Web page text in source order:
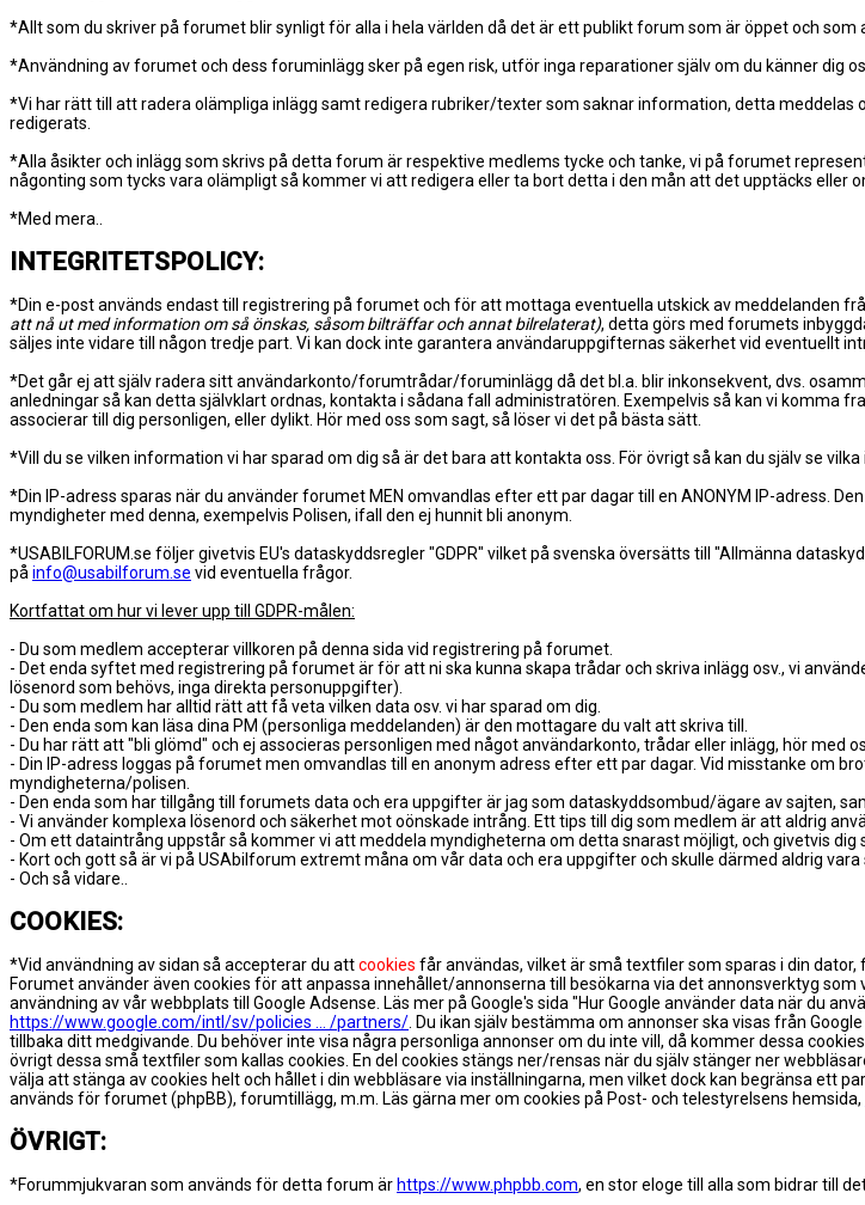
*Allt som du skriver på forumet blir synligt för alla i hela världen då det är ett publikt forum som är öppet och som
*Användning av forumet och dess foruminlägg sker på egen risk, utför inga reparationer själv om du känner dig
*Vi har rätt till att radera olämpliga inlägg samt redigera rubriker/texter som saknar information, detta
redigerats.
*Alla åsikter och inlägg som skrivs på detta forum är respektive medlems tycke och tanke, vi på forumet
någonting som tycks vara olämpligt så kommer vi att redigera eller ta bort detta i den mån att det upptäcks eller
*Med mera..
INTEGRITETSPOLICY:
*Din e-post används endast till registrering på forumet och för att mottaga eventuella utskick av meddelanden
att nå ut med information om så önskas, såsom bilträffar och annat bilrelaterat), detta görs med forumets
säljes inte vidare till någon tredje part. Vi kan dock inte garantera användaruppgifternas säkerhet vid eventuellt
*Det går ej att själv radera sitt användarkonto/forumtrådar/foruminlägg då det bl.a. blir inkonsekvent, dvs.
anledningar så kan detta självklart ordnas, kontakta i sådana fall administratören. Exempelvis så kan vi komma
associerar till dig personligen, eller dylikt. Hör med oss som sagt, så löser vi det på bästa sätt.
*Vill du se vilken information vi har sparad om dig så är det bara att kontakta oss. För övrigt så kan du själv se
*Din IP-adress sparas när du använder forumet MEN omvandlas efter ett par dagar till en ANONYM IP-adress.
myndigheter med denna, exempelvis Polisen, ifall den ej hunnit bli anonym.
*USABILFORUM.se följer givetvis EU's dataskyddsregler "GDPR" vilket på svenska översätts till "Allmänna
på info@usabilforum.se vid eventuella frågor.
Kortfattat om hur vi lever upp till GDPR-målen:
- Du som medlem accepterar villkoren på denna sida vid registrering på forumet.
- Det enda syftet med registrering på forumet är för att ni ska kunna skapa trådar och skriva inlägg osv., vi
lösenord som behövs, inga direkta personuppgifter).
- Du som medlem har alltid rätt att få veta vilken data osv. vi har sparad om dig.
- Den enda som kan läsa dina PM (personliga meddelanden) är den mottagare du valt att skriva till.
- Du har rätt att "bli glömd" och ej associeras personligen med något användarkonto, trådar eller inlägg, hör med
- Din IP-adress loggas på forumet men omvandlas till en anonym adress efter ett par dagar. Vid misstanke om
myndigheterna/polisen.
- Den enda som har tillgång till forumets data och era uppgifter är jag som dataskyddsombud/ägare av sajten,
- Vi använder komplexa lösenord och säkerhet mot oönskade intrång. Ett tips till dig som medlem är att aldrig
- Om ett dataintrång uppstår så kommer vi att meddela myndigheterna om detta snarast möjligt, och givetvis dig
- Kort och gott så är vi på USAbilforum extremt måna om vår data och era uppgifter och skulle därmed aldrig vara
- Och så vidare..
COOKIES:
*Vid användning av sidan så accepterar du attcookies får användas, vilket är små textfiler som sparas i din
Forumet använder även cookies för att anpassa innehållet/annonserna till besökarna via det annonsverktyg
användning av vår webbplats till Google Adsense. Läs mer på Google's sida "Hur Google använder data när du
https://www.google.com/intl/sv/policies ... /partners/ . Du ikan själv bestämma om annonser ska visas från
tillbaka ditt medgivande. Du behöver inte visa några personliga annonser om du inte vill, då kommer dessa
övrigt dessa små textfiler som kallas cookies. En del cookies stängs ner/rensas när du själv stänger ner
välja att stänga av cookies helt och hållet i din webbläsare via inställningarna, men vilket dock kan begränsa
används för forumet (phpBB), forumtillägg, m.m. Läs gärna mer om cookies på Post- och telestyrelsens hemsida,
ÖVRIGT:
*Forummjukvaran som används för detta forum är https://www.phpbb.com, en stor eloge till alla som bidrar till